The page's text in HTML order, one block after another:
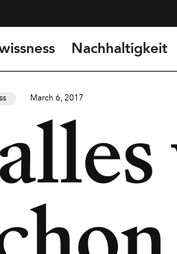
Nachhaltigkeit
March 6, 2017